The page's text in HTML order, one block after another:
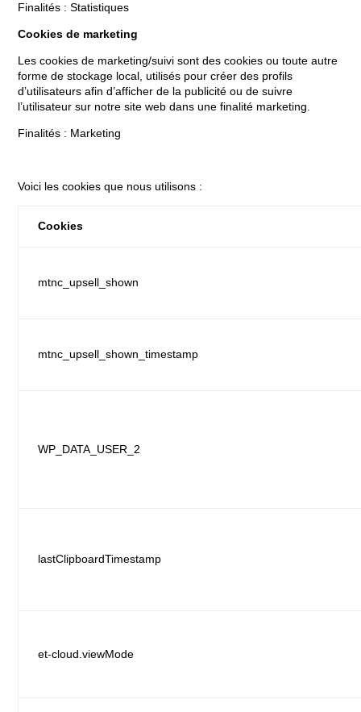
Finalités : Statistiques
Cookies de marketing
Les cookies de marketing/suivi sont des cookies ou toute autre
forme de stockage local, utilisés pour créer des profils
d’utilisateurs afin d’afficher de la publicité ou de suivre
l’utilisateur sur notre site web dans une finalité marketing.
Finalités : Marketing
Voici les cookies que nous utilisons :
Cookies
mtnc_upsell_shown
mtnc_upsell_shown_timestamp
WP_DATA_USER_2
lastClipboardTimestamp
et-cloud.viewMode